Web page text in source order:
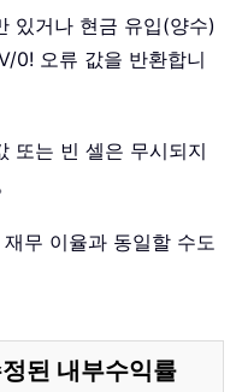
있거나 현금 유입(양수)
0! 오류 값을 반환합니
또는 빈 셀은 무시되지
무 이율과 동일할 수도
된 내부수익률